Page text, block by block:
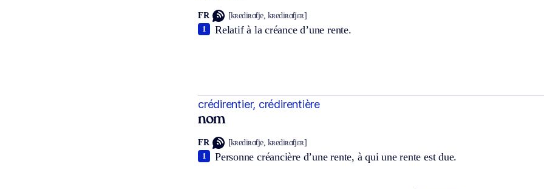
FR [kʀediʀɑ̃tje, kʀediʀɑ̃tjɛʀ]
Relatif à la créance d’une rente.
1
crédirentier, crédirentière
nom
FR [kʀediʀɑ̃tje, kʀediʀɑ̃tjɛʀ]
Personne créancière d’une rente, à qui une rente est due.
1